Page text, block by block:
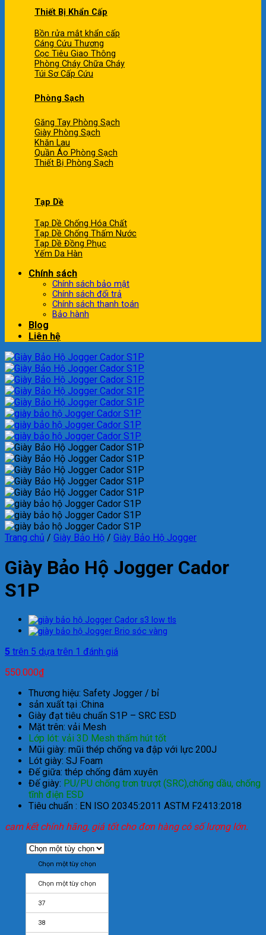
Thiết Bị Khẩn Cấp
Bồn rửa mắt khẩn cấp
Cáng Cứu Thương
Cọc Tiêu Giao Thông
Phòng Cháy Chữa Cháy
Túi Sơ Cấp Cứu
Phòng Sạch
Găng Tay Phòng Sạch
Giày Phòng Sạch
Khăn Lau
Quần Áo Phòng Sạch
Thiết Bị Phòng Sạch
Tạp Dề
Tạp Dề Chống Hóa Chất
Tạp Dề Chống Thấm Nước
Tạp Dề Đồng Phục
Yếm Da Hàn
Chính sách
Chính sách bảo mật
Chính sách đổi trả
Chính sách thanh toán
Bảo hành
Blog
Liên hệ
Trang chủ / Giày Bảo Hộ / Giày Bảo Hộ Jogger
Giày Bảo Hộ Jogger Cador
S1P
5 trên 5 dựa trên 1 đánh giá
550.000₫
Thương hiệu: Safety Jogger / bỉ
sản xuất tại :China
Giày đạt tiêu chuẩn S1P – SRC ESD
Mặt trên: vải Mesh
Lớp lót: vải 3D Mesh thấm hút tốt
Mũi giày: mũi thép chống va đập với lực 200J
Lót giày: SJ Foam
Đế giữa: thép chống đâm xuyên
Đế giày: PU/PU chống trơn trượt (SRC),chống dầu, chống
tĩnh điện ESD
Tiêu chuẩn : EN ISO 20345:2011 ASTM F2413:2018
cam kết chính hãng, giá tốt cho đơn hàng có số lượng lớn.
Chọn một tùy chọn
Chọn một tùy chọn
37
38